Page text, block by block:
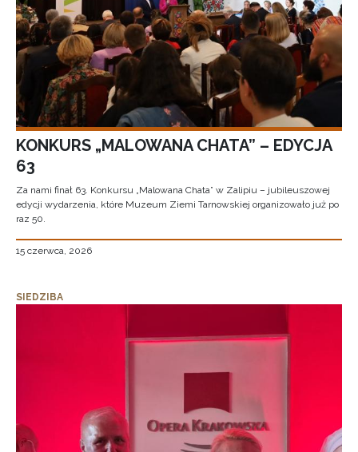
KONKURS „MALOWANA CHATA” – EDYCJA
63
Za nami finał 63. Konkursu „Malowana Chata” w Zalipiu – jubileuszowej
edycji wydarzenia, które Muzeum Ziemi Tarnowskiej organizowało już po
raz 50.
15 czerwca, 2026
SIEDZIBA